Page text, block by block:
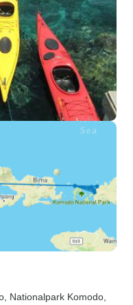
, Nationalpark Komodo